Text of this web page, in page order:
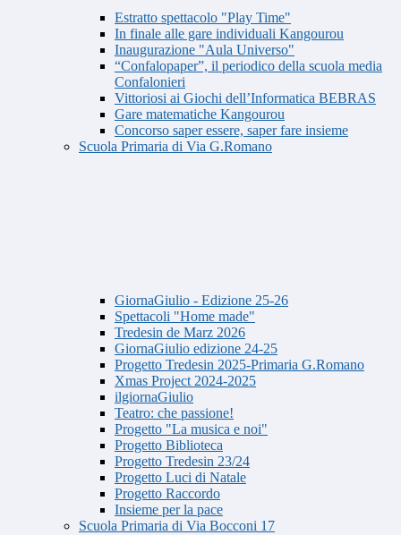
Estratto spettacolo "Play Time"
In finale alle gare individuali Kangourou
Inaugurazione "Aula Universo"
“Confalopaper”, il periodico della scuola media
Confalonieri
Vittoriosi ai Giochi dell’Informatica BEBRAS
Gare matematiche Kangourou
Concorso saper essere, saper fare insieme
Scuola Primaria di Via G.Romano
GiornaGiulio - Edizione 25-26
Spettacoli "Home made"
Tredesin de Marz 2026
GiornaGiulio edizione 24-25
Progetto Tredesin 2025-Primaria G.Romano
Xmas Project 2024-2025
ilgiornaGiulio
Teatro: che passione!
Progetto "La musica e noi"
Progetto Biblioteca
Progetto Tredesin 23/24
Progetto Luci di Natale
Progetto Raccordo
Insieme per la pace
Scuola Primaria di Via Bocconi 17